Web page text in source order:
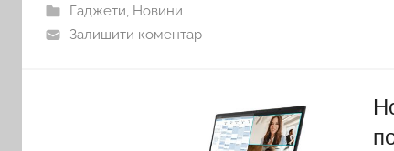
Гаджети, Новини
Залишити коментар